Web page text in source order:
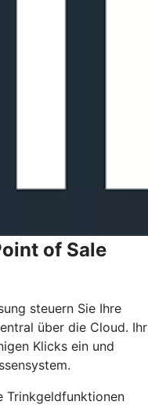
of Sale
steuern Sie Ihre
über die Cloud. Ihr
Klicks ein und
Trinkgeldfunktionen